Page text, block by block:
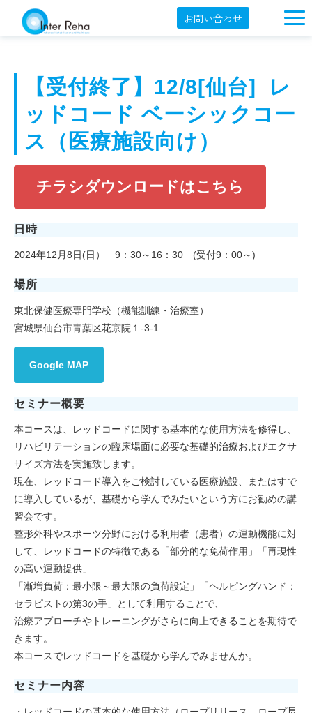
お問い合わせ
製品一覧
展示会・学会
セミナー情報
導入事例
YouTube
English
【受付終了】12/8[仙台]  レ
ッドコード ベーシックコー
ス（医療施設向け）
チラシダウンロードはこちら
日時
2024年12月8日(日） 9：30～16：30 (受付9：00～)
場所
東北保健医療専門学校（機能訓練・治療室）
宮城県仙台市青葉区花京院１-3-1
Google MAP
セミナー概要
本コースは、レッドコードに関する基本的な使用方法を修得し、
リハビリテーションの臨床場面に必要な基礎的治療およびエクサ
サイズ方法を実施致します。
現在、レッドコード導入をご検討している医療施設、またはすで
に導入しているが、基礎から学んでみたいという方にお勧めの講
習会です。
整形外科やスポーツ分野における利用者（患者）の運動機能に対
して、レッドコードの特徴である「部分的な免荷作用」「再現性
の高い運動提供」
「漸増負荷：最小限～最大限の負荷設定」「ヘルピングハンド：
セラピストの第3の手」として利用することで、
治療アプローチやトレーニングがさらに向上できることを期待で
きます。
本コースでレッドコードを基礎から学んでみませんか。
セミナー内容